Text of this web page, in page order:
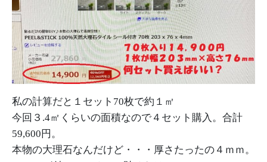
私の計算だと１セット70枚で約１㎡
今回３.4㎡くらいの面積なので４セット購入。合計
59,600円。
本物の大理石なんだけど・・・厚さたったの４ｍｍ。